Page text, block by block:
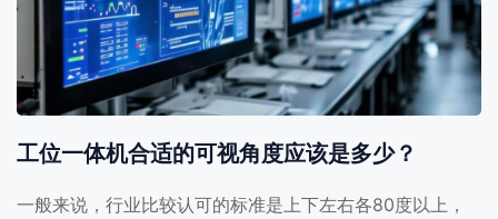
工位一体机合适的可视角度应该是多少？
一般来说，行业比较认可的标准是上下左右各80度以上，